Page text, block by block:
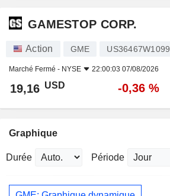
GAMESTOP CORP.
Action GME US36467W1099
Marché Fermé - NYSE 22:00:03 07/08/2026
19,16 USD -0,36 %
Graphique
Durée Période